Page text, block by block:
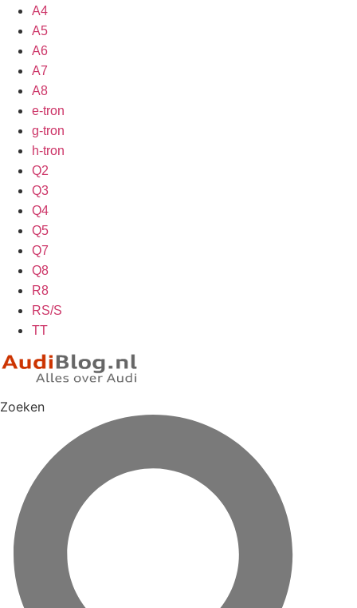
A4
A5
A6
A7
A8
e-tron
g-tron
h-tron
Q2
Q3
Q4
Q5
Q7
Q8
R8
RS/S
TT
Zoeken